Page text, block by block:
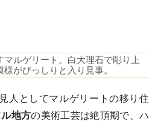
マルゲリート。白大理石で彫り上
がびっしりと入り見事。
人としてマルゲリートの移り住
地方の美術工芸は絶頂期で、ハ